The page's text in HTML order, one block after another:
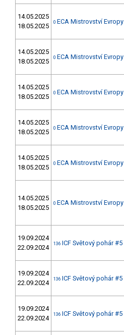
14.05.2025
18.05.2025
0 ECA Mistrovství Evropy
14.05.2025
18.05.2025
0 ECA Mistrovství Evropy
14.05.2025
18.05.2025
0 ECA Mistrovství Evropy
14.05.2025
18.05.2025
0 ECA Mistrovství Evropy
14.05.2025
18.05.2025
0 ECA Mistrovství Evropy
14.05.2025
18.05.2025
0 ECA Mistrovství Evropy
19.09.2024
22.09.2024
136 ICF Světový pohár #5
19.09.2024
22.09.2024
136 ICF Světový pohár #5
19.09.2024
22.09.2024
136 ICF Světový pohár #5